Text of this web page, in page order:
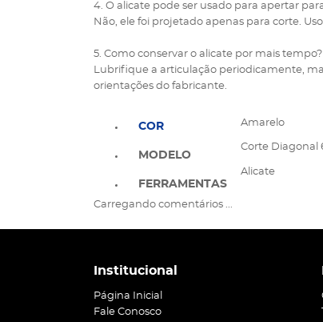
4. O alicate pode ser usado para apertar
Não, ele foi projetado apenas para corte.
5. Como conservar o alicate por mais tempo?
Lubrifique a articulação periodicamente,
orientações do fabricante.
COR
MODELO
FERRAMENTAS
Amarelo
Corte Diagonal
Alicate
Carregando comentários ...
Institucional
Página Inicial
Fale Conosco